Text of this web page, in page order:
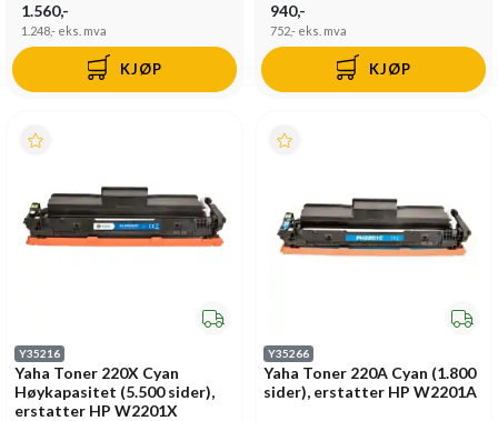
1.560,-
1.248,- eks. mva
KJØP
940,-
752,- eks. mva
KJØP
Y35216
Yaha Toner 220X Cyan
Høykapasitet (5.500 sider),
erstatter HP W2201X
Y35266
Yaha Toner 220A Cyan (1.800
sider), erstatter HP W2201A